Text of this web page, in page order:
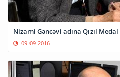
09-09-2016